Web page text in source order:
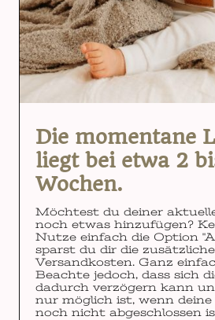
Die momentane
liegt bei etwa 2
Wochen.
Möchtest du deiner
noch etwas hinzufügen?
Nutze einfach die Option
sparst du dir die
Versandkosten. Ganz
Beachte jedoch, dass sich
dadurch verzögern kann
nur möglich ist, wenn
noch nicht abgeschlossen